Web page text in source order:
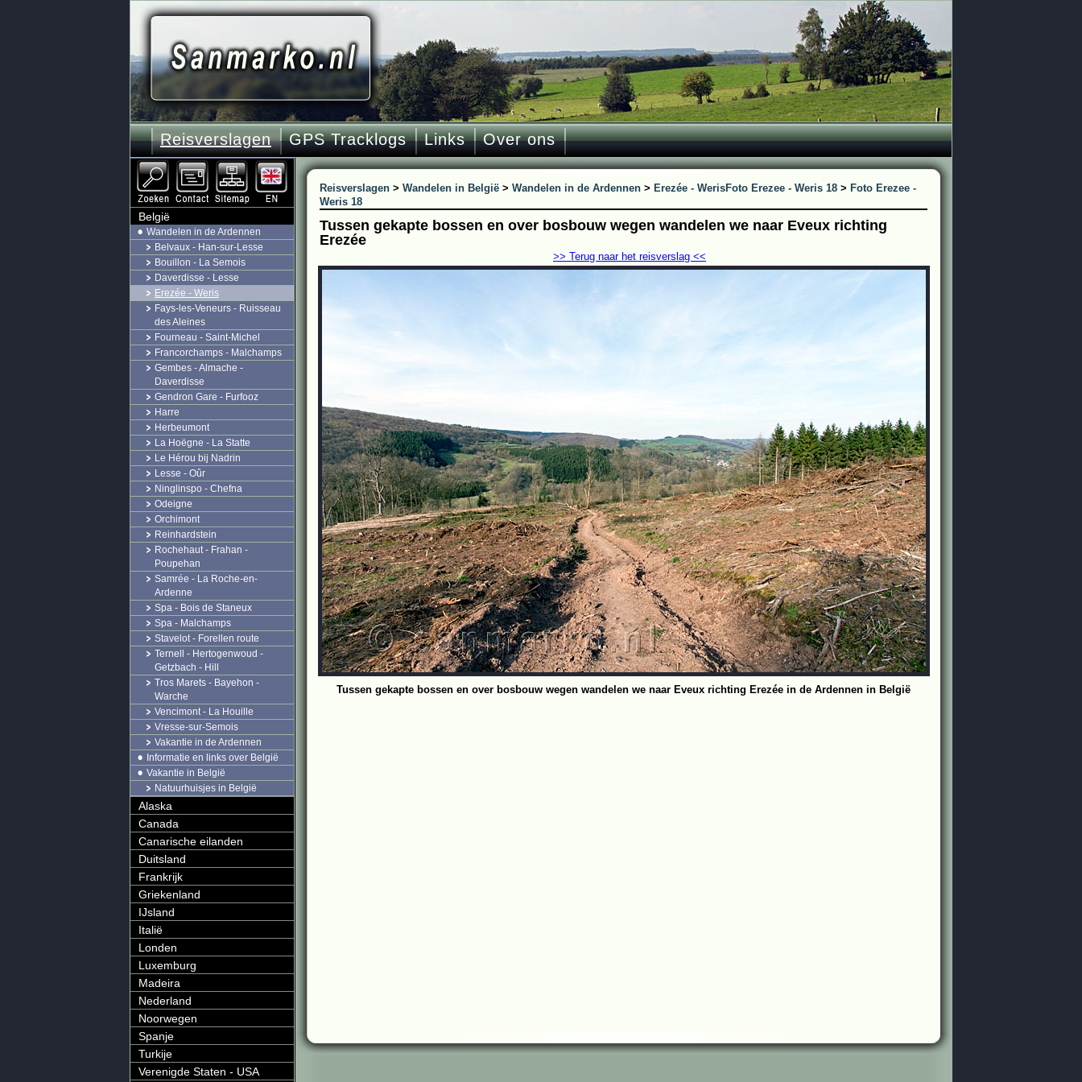
Reisverslagen GPS Tracklogs Links Over ons
Reisverslagen > Wandelen in België > Wandelen in de Ardennen > Erezée - WerisFoto Erezee - Weris 18 > Foto Erezee -
Weris 18
Tussen gekapte bossen en over bosbouw wegen wandelen we naar Eveux richting
Erezée
>> Terug naar het reisverslag <<
Tussen gekapte bossen en over bosbouw wegen wandelen we naar Eveux richting Erezée in de Ardennen in België
België
Wandelen in de Ardennen
Belvaux - Han-sur-Lesse
Bouillon - La Semois
Daverdisse - Lesse
Erezée - Weris
Fays-les-Veneurs - Ruisseau
des Aleines
Fourneau - Saint-Michel
Francorchamps - Malchamps
Gembes - Almache -
Daverdisse
Gendron Gare - Furfooz
Harre
Herbeumont
La Hoëgne - La Statte
Le Hérou bij Nadrin
Lesse - Oûr
Ninglinspo - Chefna
Odeigne
Orchimont
Reinhardstein
Rochehaut - Frahan -
Poupehan
Samrée - La Roche-en-
Ardenne
Spa - Bois de Staneux
Spa - Malchamps
Stavelot - Forellen route
Ternell - Hertogenwoud -
Getzbach - Hill
Tros Marets - Bayehon -
Warche
Vencimont - La Houille
Vresse-sur-Semois
Vakantie in de Ardennen
Informatie en links over België
Vakantie in België
Natuurhuisjes in België
Alaska
Canada
Canarische eilanden
Duitsland
Frankrijk
Griekenland
IJsland
Italië
Londen
Luxemburg
Madeira
Nederland
Noorwegen
Spanje
Turkije
Verenigde Staten - USA